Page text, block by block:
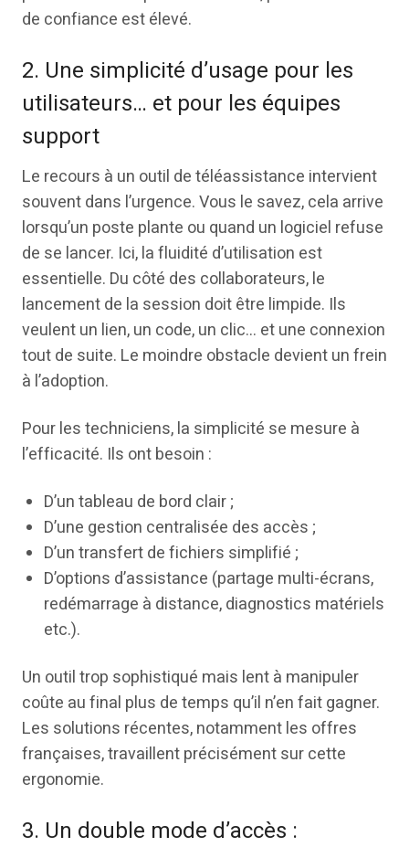
de confiance est élevé.
2. Une simplicité d’usage pour les
utilisateurs… et pour les équipes
support
Le recours à un outil de téléassistance intervient
souvent dans l’urgence. Vous le savez, cela arrive
lorsqu’un poste plante ou quand un logiciel refuse
de se lancer. Ici, la fluidité d’utilisation est
essentielle. Du côté des collaborateurs, le
lancement de la session doit être limpide. Ils
veulent un lien, un code, un clic… et une connexion
tout de suite. Le moindre obstacle devient un frein
à l’adoption.
Pour les techniciens, la simplicité se mesure à
l’efficacité. Ils ont besoin :
D’un tableau de bord clair ;
D’une gestion centralisée des accès ;
D’un transfert de fichiers simplifié ;
D’options d’assistance (partage multi-écrans,
redémarrage à distance, diagnostics matériels
etc.).
Un outil trop sophistiqué mais lent à manipuler
coûte au final plus de temps qu’il n’en fait gagner.
Les solutions récentes, notamment les offres
françaises, travaillent précisément sur cette
ergonomie.
3. Un double mode d’accès :